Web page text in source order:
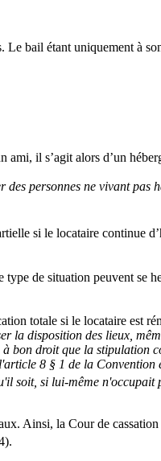
bail étant uniquement à
il s’agit alors d’un
personnes ne vivant pas
si le locataire continue
de situation peuvent se
totale si le locataire est
la disposition des lieux,
bon droit que la stipulation
8 § 1 de la Convention
soit, si lui-même n'occupait
Ainsi, la Cour de